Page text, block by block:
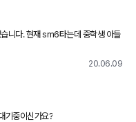
니다. 현재 sm6타는데 중학생 아들
20.06.09
320i 럭셔리 또는 m스포츠 몇주? 몇개월? 대기중이신가요?